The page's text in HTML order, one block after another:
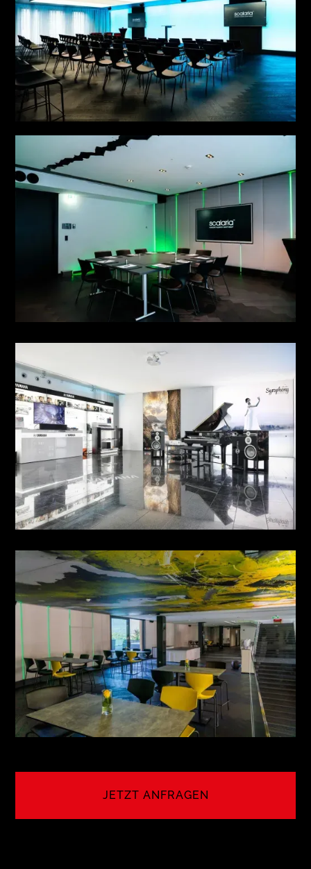
MEETING NO. 5
see more
MEETING NO. 6 & 7
MEETING NO. 8
5TH AVENUE N.Y.
see moreJETZT ANFRAGEN